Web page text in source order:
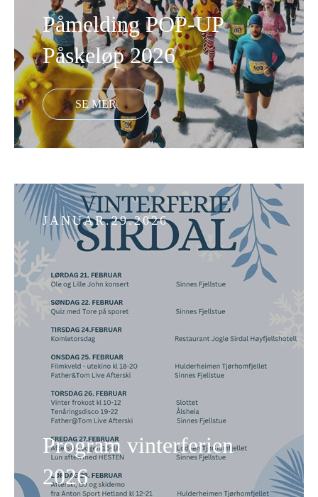
Påmelding POP-UP
Påskeløp 2026
JANUAR.29.2026
Program vinterferien
2026